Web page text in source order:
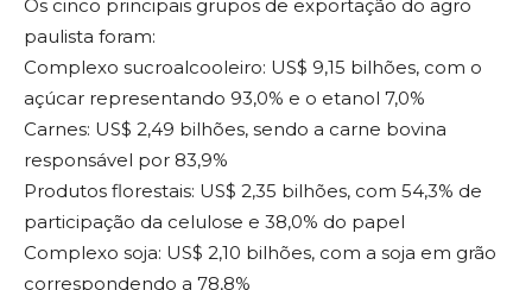
Os cinco principais grupos de exportação do agro
paulista foram:
Complexo sucroalcooleiro: US$ 9,15 bilhões, com o
açúcar representando 93,0% e o etanol 7,0%
Carnes: US$ 2,49 bilhões, sendo a carne bovina
responsável por 83,9%
Produtos florestais: US$ 2,35 bilhões, com 54,3% de
participação da celulose e 38,0% do papel
Complexo soja: US$ 2,10 bilhões, com a soja em grão
correspondendo a 78,8%